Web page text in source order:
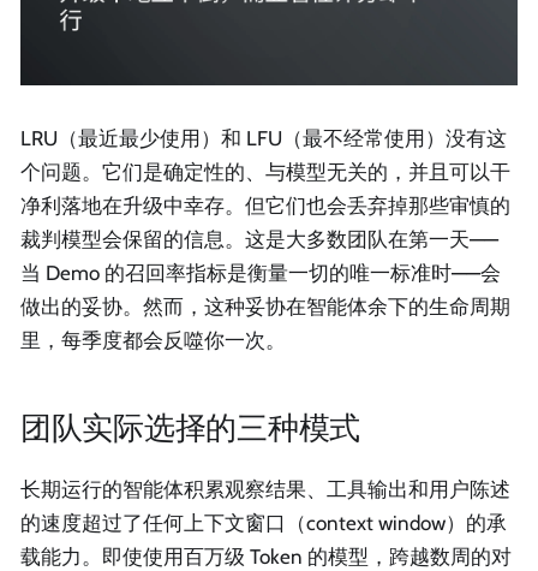
LRU（最近最少使用）和 LFU（最不经常使用）没有这
个问题。它们是确定性的、与模型无关的，并且可以干
净利落地在升级中幸存。但它们也会丢弃掉那些审慎的
裁判模型会保留的信息。这是大多数团队在第一天——
当 Demo 的召回率指标是衡量一切的唯一标准时——会
做出的妥协。然而，这种妥协在智能体余下的生命周期
里，每季度都会反噬你一次。
团队实际选择的三种模式
长期运行的智能体积累观察结果、工具输出和用户陈述
的速度超过了任何上下文窗口（context window）的承
载能力。即使使用百万级 Token 的模型，跨越数周的对